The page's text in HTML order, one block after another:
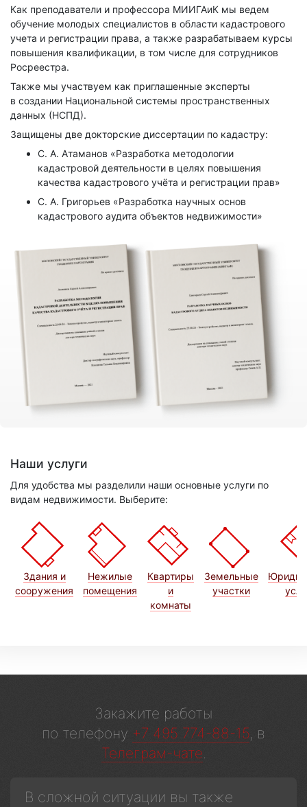
Как преподаватели и профессора МИИГАиК мы ведем
обучение молодых специалистов в области кадастрового
учета и регистрации права, а также разрабатываем курсы
повышения квалификации, в том числе для сотрудников
Росреестра.
Также мы участвуем как приглашенные эксперты
в создании Национальной системы пространственных
данных (НСПД).
Защищены две докторские диссертации по кадастру:
С. А. Атаманов «Разработка методологии
кадастровой деятельности в целях повышения
качества кадастрового учёта и регистрации прав»
С. А. Григорьев «Разработка научных основ
кадастрового аудита объектов недвижимости»
Наши услуги
Для удобства мы разделили наши основные услуги по
видам недвижимости. Выберите:
Здания и
сооружения
Нежилые
помещения
Квартиры
и
комнаты
Земельные
участки
Закажите работы
по телефону +7 495 774-88-15, в
Телеграм-чате.
В сложной ситуации вы также